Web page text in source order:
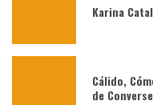
Karina
Cálido,
de